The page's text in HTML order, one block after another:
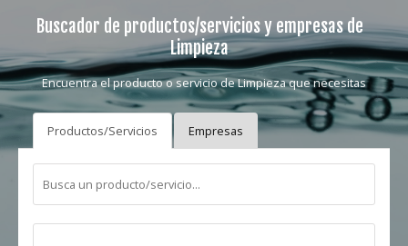
Buscador de productos/servicios y empresas de
Limpieza
Encuentra el producto o servicio de Limpieza que necesitas
Productos/Servicios Empresas